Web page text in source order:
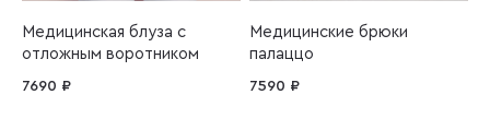
Медицинская блуза с
отложным воротником
7690 ₽
Медицинские брюки
палаццо
7590 ₽